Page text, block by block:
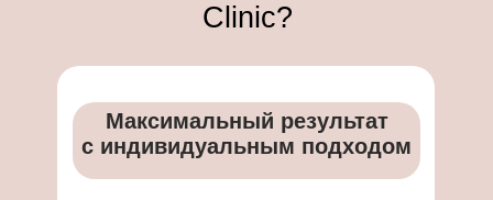
Clinic?
Максимальный результат
с индивидуальным подходом